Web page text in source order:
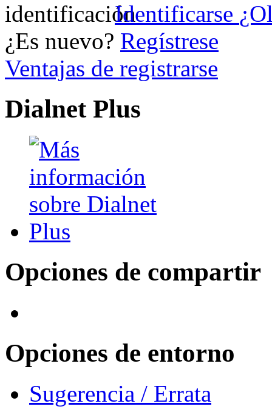
Identificarse
¿Es nuevo? Regístrese
Ventajas de registrarse
Dialnet Plus
Opciones de compartir
Opciones de entorno
Sugerencia / Errata